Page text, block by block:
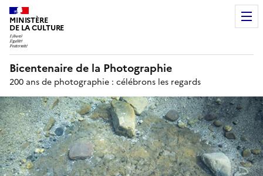
MINISTÈRE
DE LA CULTURE
Bicentenaire de la Photographie
200 ans de photographie : célébrons les regards